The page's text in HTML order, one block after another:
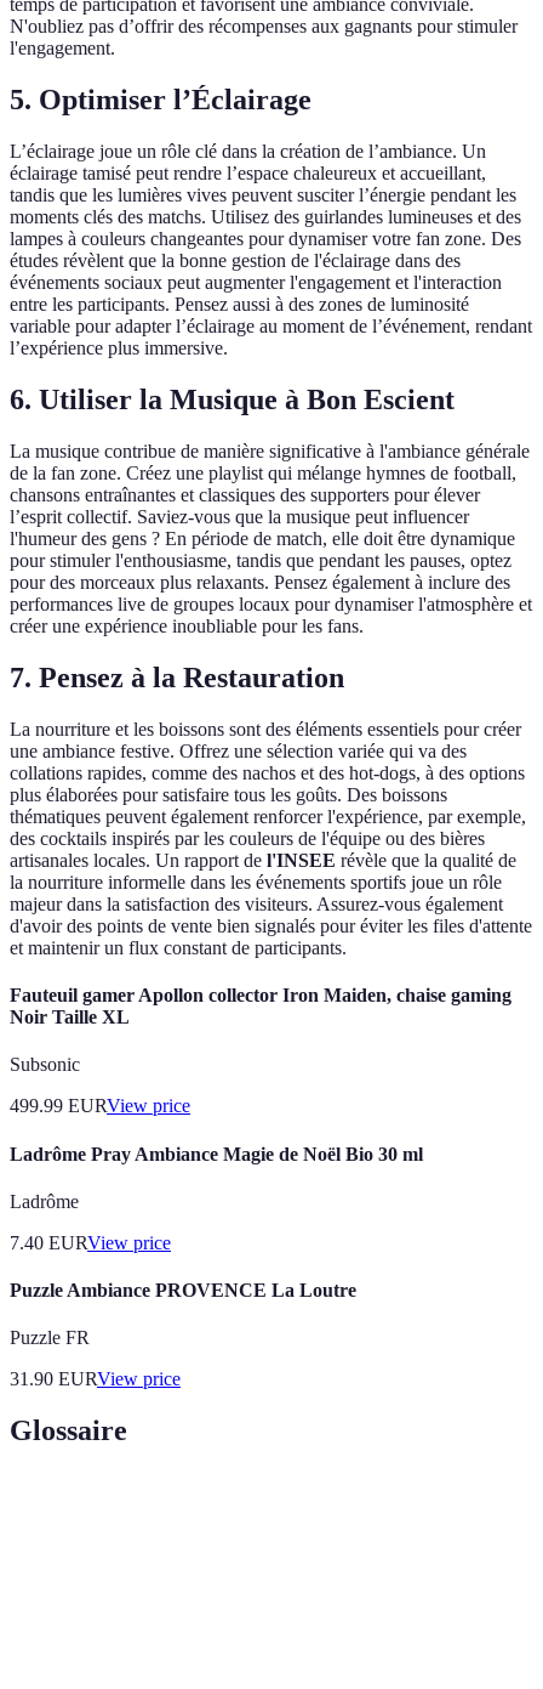
temps de participation et favorisent une ambiance conviviale.
N'oubliez pas d’offrir des récompenses aux gagnants pour stimuler
l'engagement.
5. Optimiser l’Éclairage
L’éclairage joue un rôle clé dans la création de l’ambiance. Un
éclairage tamisé peut rendre l’espace chaleureux et accueillant,
tandis que les lumières vives peuvent susciter l’énergie pendant les
moments clés des matchs. Utilisez des guirlandes lumineuses et des
lampes à couleurs changeantes pour dynamiser votre fan zone. Des
études révèlent que la bonne gestion de l'éclairage dans des
événements sociaux peut augmenter l'engagement et l'interaction
entre les participants. Pensez aussi à des zones de luminosité
variable pour adapter l’éclairage au moment de l’événement, rendant
l’expérience plus immersive.
6. Utiliser la Musique à Bon Escient
La musique contribue de manière significative à l'ambiance générale
de la fan zone. Créez une playlist qui mélange hymnes de football,
chansons entraînantes et classiques des supporters pour élever
l’esprit collectif. Saviez-vous que la musique peut influencer
l'humeur des gens ? En période de match, elle doit être dynamique
pour stimuler l'enthousiasme, tandis que pendant les pauses, optez
pour des morceaux plus relaxants. Pensez également à inclure des
performances live de groupes locaux pour dynamiser l'atmosphère et
créer une expérience inoubliable pour les fans.
7. Pensez à la Restauration
La nourriture et les boissons sont des éléments essentiels pour créer
une ambiance festive. Offrez une sélection variée qui va des
collations rapides, comme des nachos et des hot-dogs, à des options
plus élaborées pour satisfaire tous les goûts. Des boissons
thématiques peuvent également renforcer l'expérience, par exemple,
des cocktails inspirés par les couleurs de l'équipe ou des bières
artisanales locales. Un rapport de l'INSEE révèle que la qualité de
la nourriture informelle dans les événements sportifs joue un rôle
majeur dans la satisfaction des visiteurs. Assurez-vous également
d'avoir des points de vente bien signalés pour éviter les files d'attente
et maintenir un flux constant de participants.
Fauteuil gamer Apollon collector Iron Maiden, chaise gaming
Noir Taille XL
Subsonic
499.99 EURView price
Ladrôme Pray Ambiance Magie de Noël Bio 30 ml
Ladrôme
7.40 EURView price
Puzzle Ambiance PROVENCE La Loutre
Puzzle FR
31.90 EURView price
Glossaire